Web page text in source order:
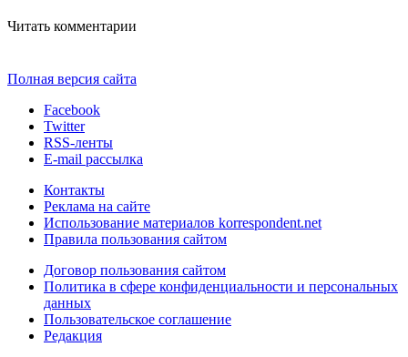
Читать комментарии
Полная версия сайта
Facebook
Twitter
RSS-ленты
E-mail рассылка
Контакты
Реклама на сайте
Использование материалов korrespondent.net
Правила пользования сайтом
Договор пользования сайтом
Политика в сфере конфиденциальности и персональных
данных
Пользовательское соглашение
Редакция